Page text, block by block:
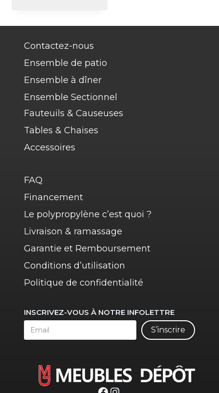
Contactez-nous
Ensemble de patio
Ensemble à dîner
Ensemble Sectionnel
Fauteuils & Causeuses
Tables & Chaises
Accessoires
FAQ
Financement
Le polypropylène c’est quoi ?
Livraison & ramassage
Garantie et Remboursement
Conditions d’utilisation
Politique de confidentialité
INSCRIVEZ-VOUS À NOTRE INFOLETTRE
S’inscrire